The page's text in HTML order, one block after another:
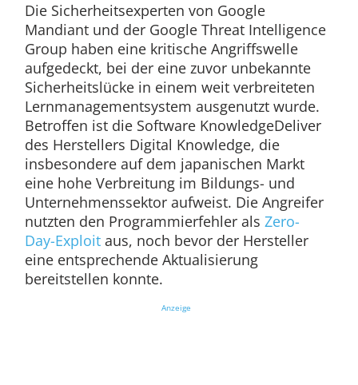
Die Sicherheitsexperten von Google
Mandiant und der Google Threat Intelligence
Group haben eine kritische Angriffswelle
aufgedeckt, bei der eine zuvor unbekannte
Sicherheitslücke in einem weit verbreiteten
Lernmanagementsystem ausgenutzt wurde.
Betroffen ist die Software KnowledgeDeliver
des Herstellers Digital Knowledge, die
insbesondere auf dem japanischen Markt
eine hohe Verbreitung im Bildungs- und
Unternehmenssektor aufweist. Die Angreifer
nutzten den Programmierfehler als Zero-
Day-Exploitaus, noch bevor der Hersteller
eine entsprechende Aktualisierung
bereitstellen konnte.
Anzeige